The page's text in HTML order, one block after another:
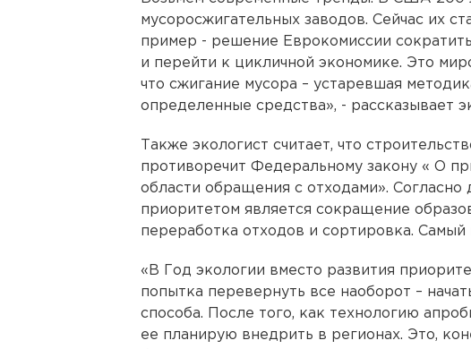
мусоросжигательных заводов. Сейчас их
пример - решение Еврокомиссии
и перейти к цикличной экономике. Это
что сжигание мусора – устаревшая
определенные средства», - рассказывает
Также экологист считает, что
противоречит Федеральному закону « О
области обращения с отходами». Согласно
приоритетом является сокращение
переработка отходов и сортировка. Самый
«В Год экологии вместо развития
попытка перевернуть все наоборот –
способа. После того, как технологию
ее планирую внедрить в регионах. Это,